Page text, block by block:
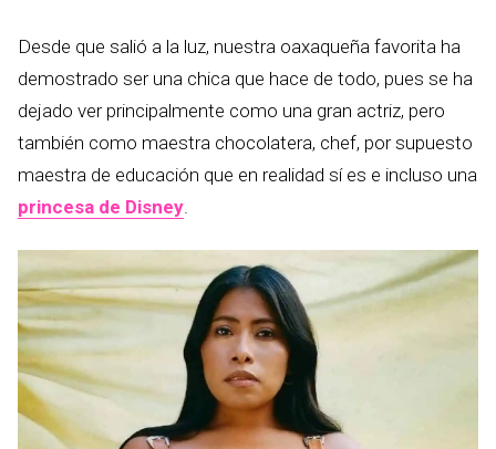
Desde que salió a la luz, nuestra oaxaqueña favorita ha
demostrado ser una chica que hace de todo, pues se ha
dejado ver principalmente como una gran actriz, pero
también como maestra chocolatera, chef, por supuesto
maestra de educación que en realidad sí es e incluso una
princesa de Disney.